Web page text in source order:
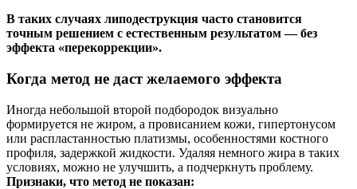
В таких случаях липодеструкция часто становится
точным решением с естественным результатом — без
эффекта «перекоррекции».
Когда метод не даст желаемого эффекта
Иногда небольшой второй подбородок визуально
формируется не жиром, а провисанием кожи, гипертонусом
или распластанностью платизмы, особенностями костного
профиля, задержкой жидкости. Удаляя немного жира в таких
условиях, можно не улучшить, а подчеркнуть проблему.
Признаки, что метод не показан: